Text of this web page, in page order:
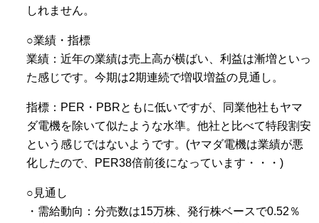
しれません。
○業績・指標
業績：近年の業績は売上高が横ばい、利益は漸増といっ
た感じです。今期は2期連続で増収増益の見通し。
指標：PER・PBRともに低いですが、同業他社もヤマ
ダ電機を除いて似たような水準。他社と比べて特段割安
という感じではないようです。(ヤマダ電機は業績が悪
化したので、PER38倍前後になっています・・・)
○見通し
・需給動向：分売数は15万株、発行株ベースで0.52％